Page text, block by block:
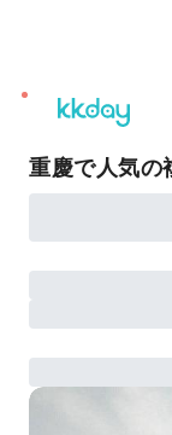
unread
notifications
重慶で人気の